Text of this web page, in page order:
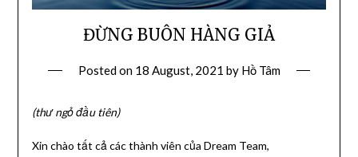
ĐỪNG BUÔN HÀNG GIẢ
Posted on 18 August, 2021 by Hồ Tâm
(thư ngỏ đầu tiên)
Xin chào tất cả các thành viên của Dream Team,